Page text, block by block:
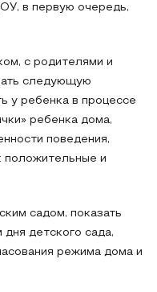
в первую очередь,
с родителями и
следующую
у ребенка в процессе
ребенка дома,
поведения,
положительные и
садом, показать
детского сада,
режима дома и